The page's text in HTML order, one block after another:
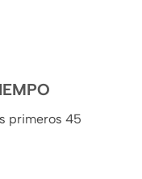
primeros 45